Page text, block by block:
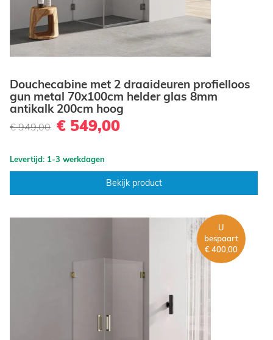
Douchecabine met 2 draaideuren profielloos
gun metal 70x100cm helder glas 8mm
antikalk 200cm hoog
€ 949,00 € 549,00
Levertijd: 1-3 werkdagen
Bekijk product
U
bespaart
€ 400,00